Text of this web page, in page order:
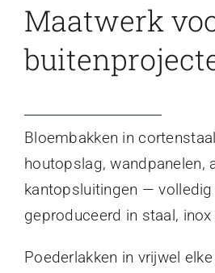
Maatwerk
Bloembakken in
houtopslag, wandpanelen,
kantopsluitingen —
geproduceerd in staal,
Poederlakken in vrijwel elke